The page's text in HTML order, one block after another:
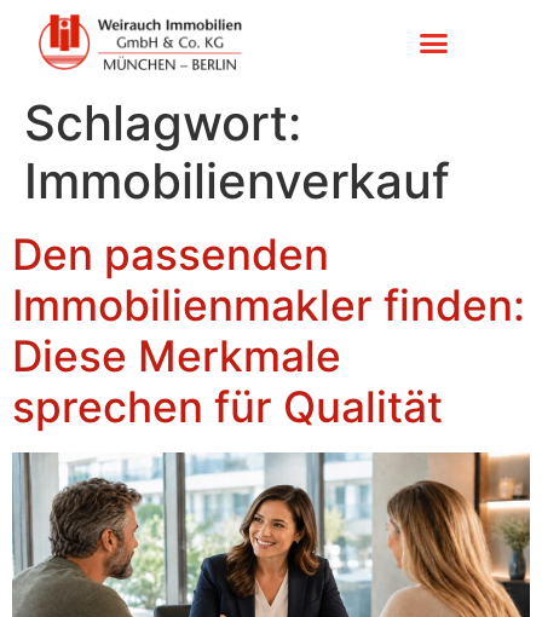
Schlagwort:
Immobilienverkauf
Den passenden
Immobilienmakler finden:
Diese Merkmale
sprechen für Qualität